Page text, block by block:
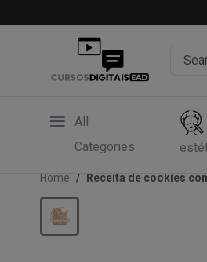
All
Categories
Home Receita de cookies